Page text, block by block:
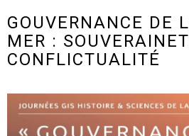
GOUVERNANCE DE
MER :
CONFLICTUALITÉ